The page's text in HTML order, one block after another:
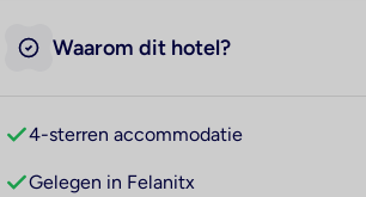
Waarom dit hotel?
4-sterren accommodatie
Gelegen in Felanitx